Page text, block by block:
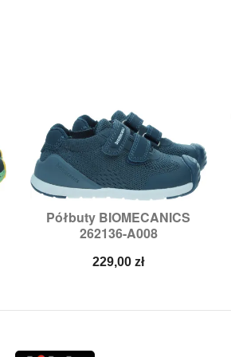
Półbuty BIOMECANICS
262136-A008
Cena
229,00 zł
Szybki podgląd
Rozmiary:22,24